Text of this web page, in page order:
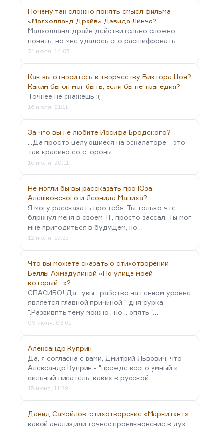
Почему так сложно понять смысл фильма
«Малхолланд Драйв» Дэвида Линча?
Малхолланд драйв действительно сложно
понять, но мне удалось его расшифровать:…
31 июля, 14:05
Как вы относитесь к творчеству Виктора Цоя?
Каким бы он мог быть, если бы не трагедия?
Точнее не скажешь :(
16 июля, 21:11
За что вы не любите Иосифа Бродского?
...Да просто целующиеся на эскалаторе - это
так красиво со стороны...
16 июля, 20:11
Не могли бы вы рассказать про Юза
Алешковского и Леонида Мациха?
Я могу рассказать про тебя. Ты только что
блркнул меня в своём ТГ, просто зассал. Ты мог
мне пригодиться в будущем, но…
12 июля, 15:25
Что вы можете сказать о стихотворении
Беллы Ахмадулиной «По улице моей
который…»?
СПАСИБО! Да , увы . рабство на генном уровне
является главной причиной " дня сурка
".Развивпть тему можно , но .. опять "…
09 июля, 03:01
Александр Куприн
Да, я согласна с вами, Дмитрий Львович, что
Александр Куприн - "прежде всего умный и
сильный писатель, каких в русской…
15 июня, 11:29
Давид Самойлов, стихотворение «Маркитант»
какой анализ,или точнее,проникновение в дух